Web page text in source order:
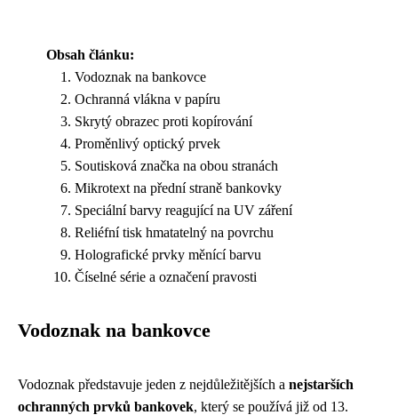
Obsah článku:
Vodoznak na bankovce
Ochranná vlákna v papíru
Skrytý obrazec proti kopírování
Proměnlivý optický prvek
Soutisková značka na obou stranách
Mikrotext na přední straně bankovky
Speciální barvy reagující na UV záření
Reliéfní tisk hmatatelný na povrchu
Holografické prvky měnící barvu
Číselné série a označení pravosti
Vodoznak na bankovce
Vodoznak představuje jeden z nejdůležitějších a nejstarších
ochranných prvků bankovek, který se používá již od 13.